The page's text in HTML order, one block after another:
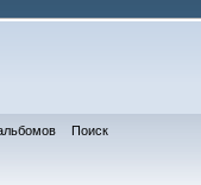
Поиск